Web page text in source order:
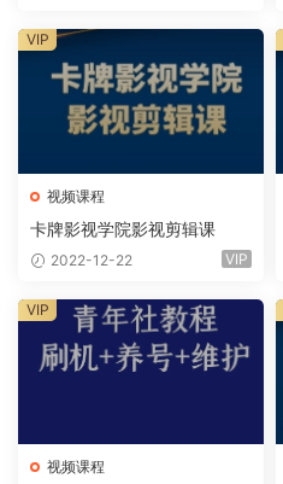
视频课程
卡牌影视学院影视剪辑课
2022-12-22 VIP
VIP
视频课程
VIP